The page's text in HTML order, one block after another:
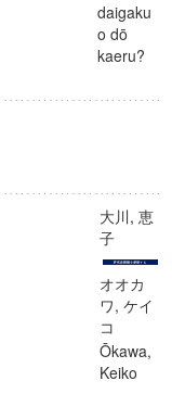
daigaku
o dō
kaeru?
大川, 恵
子
オオカ
ワ, ケイ
コ
Ōkawa,
Keiko